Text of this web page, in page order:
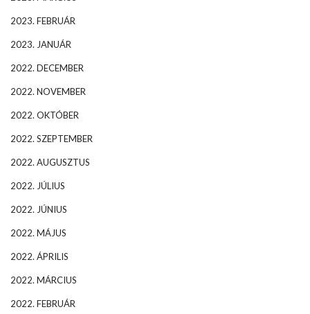
2023. FEBRUÁR
2023. JANUÁR
2022. DECEMBER
2022. NOVEMBER
2022. OKTÓBER
2022. SZEPTEMBER
2022. AUGUSZTUS
2022. JÚLIUS
2022. JÚNIUS
2022. MÁJUS
2022. ÁPRILIS
2022. MÁRCIUS
2022. FEBRUÁR